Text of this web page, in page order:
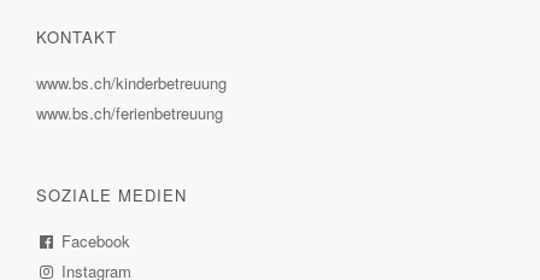
KONTAKT
www.bs.ch/kinderbetreuung
www.bs.ch/ferienbetreuung
SOZIALE MEDIEN
Facebook
Instagram